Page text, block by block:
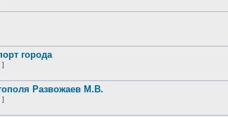
города
]
Развожаев М.В.
]